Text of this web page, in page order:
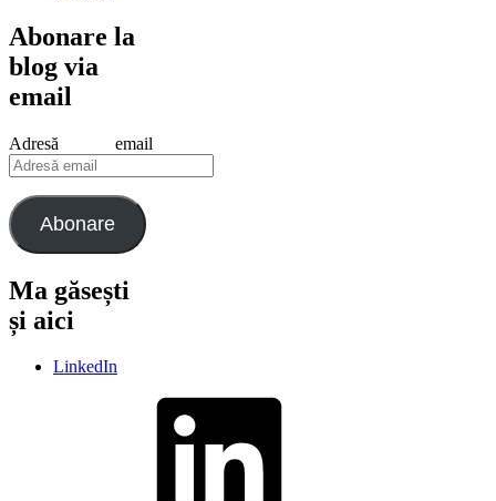
Abonare la
blog via
email
Adresă email
Abonare
Ma găsești
și aici
LinkedIn